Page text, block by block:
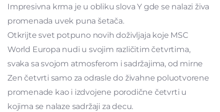
Impresivna krma je u obliku slova Y gde se nalazi živa
promenada uvek puna šetača.
Otkrijte svet potpuno novih doživljaja koje MSC
World Europa nudi u svojim različitim četvrtima,
svaka sa svojom atmosferom i sadržajima, od mirne
Zen četvrti samo za odrasle do živahne poluotvorene
promenade kao i izdvojene porodične četvrti u
kojima se nalaze sadržaji za decu.